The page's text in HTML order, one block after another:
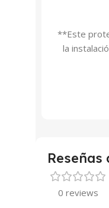
**Este
la
Reseñas
0 reviews